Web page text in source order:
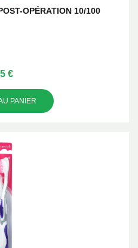
OPÉRATION 10/100
€
PANIER